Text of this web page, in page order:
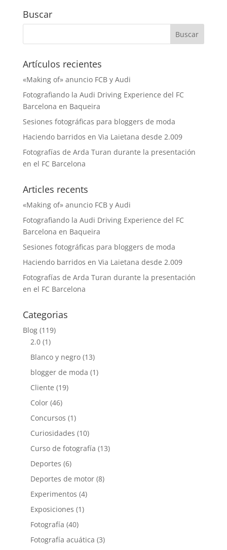
Buscar
Artículos recientes
«Making of» anuncio FCB y Audi
Fotografiando la Audi Driving Experience del FC
Barcelona en Baqueira
Sesiones fotográficas para bloggers de moda
Haciendo barridos en Via Laietana desde 2.009
Fotografías de Arda Turan durante la presentación
en el FC Barcelona
Articles recents
«Making of» anuncio FCB y Audi
Fotografiando la Audi Driving Experience del FC
Barcelona en Baqueira
Sesiones fotográficas para bloggers de moda
Haciendo barridos en Via Laietana desde 2.009
Fotografías de Arda Turan durante la presentación
en el FC Barcelona
Categorias
Blog(119)
2.0(1)
Blanco y negro(13)
blogger de moda (1)
Cliente (19)
Color(46)
Concursos (1)
Curiosidades (10)
Curso de fotografía (13)
Deportes (6)
Deportes de motor(8)
Experimentos (4)
Exposiciones (1)
Fotografía (40)
Fotografía acuática (3)